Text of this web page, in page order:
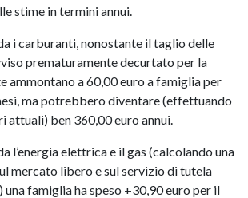
stime in termini annui.
i carburanti, nonostante il taglio delle
prematuramente decurtato per la
ammontano a 60,00 euro a famiglia per
ma potrebbero diventare (effettuando
attuali) ben 360,00 euro annui.
l’energia elettrica e il gas (calcolando una
mercato libero e sul servizio di tutela
famiglia ha speso +30,90 euro per il